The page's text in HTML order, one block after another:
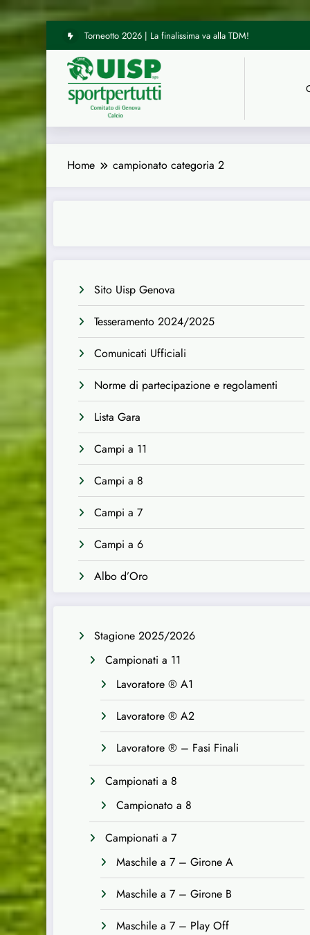
al
contenuto
Torneotto 2026 | La finalissima va alla TDM!
UISP Genova | Tre arbitri del nostro Comitato hanno diretto
Home campionato categoria 2
Sito Uisp Genova
Tesseramento 2024/2025
Comunicati Ufficiali
Norme di partecipazione e regolamenti
Lista Gara
Campi a 11
Campi a 8
Campi a 7
Campi a 6
Albo d’Oro
Stagione 2025/2026
Campionati a 11
Lavoratore ® A1
Lavoratore ® A2
Lavoratore ® – Fasi Finali
Campionati a 8
Campionato a 8
Campionati a 7
Maschile a 7 – Girone A
Maschile a 7 – Girone B
Maschile a 7 – Play Off